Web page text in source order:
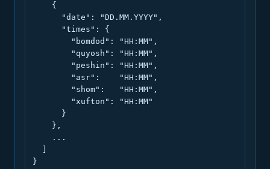
    {
      "date": "DD.MM.YYYY",
      "times": {
        "bomdod": "HH:MM",
        "quyosh": "HH:MM",
        "peshin": "HH:MM",
        "asr":    "HH:MM",
        "shom":   "HH:MM",
        "xufton": "HH:MM"
      }
    },
    ...
}